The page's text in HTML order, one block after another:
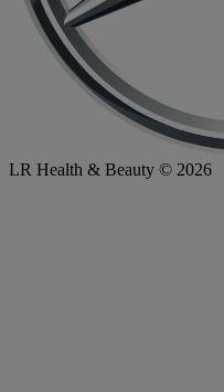
LR Health & Beauty © 2026